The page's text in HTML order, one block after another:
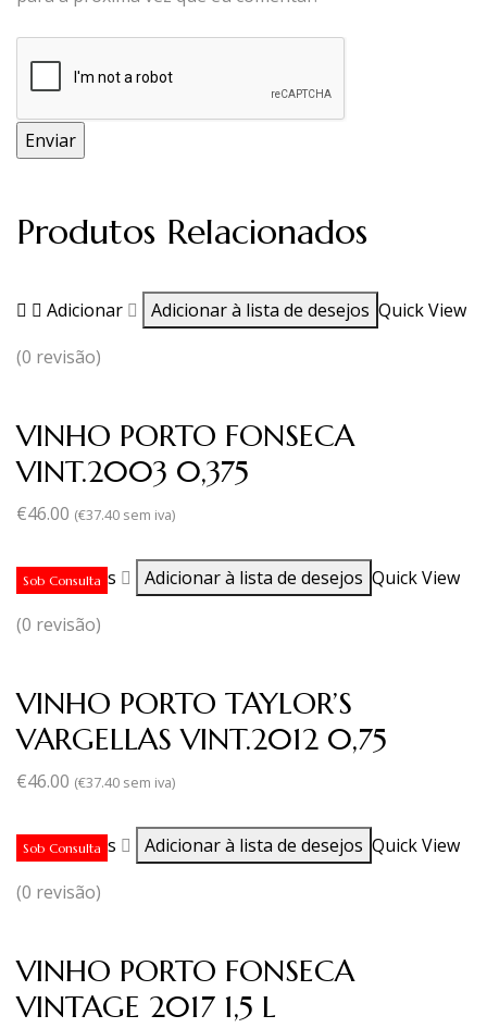
Produtos Relacionados
Adicionar Adicionar à lista de desejos Quick View
(0 revisão)
VINHO PORTO FONSECA
VINT.2003 0,375
€46.00 (€37.40 sem iva)
Sob Consulta
Ler mais Adicionar à lista de desejos Quick View
(0 revisão)
VINHO PORTO TAYLOR’S
VARGELLAS VINT.2012 0,75
€46.00 (€37.40 sem iva)
Sob Consulta
Ler mais Adicionar à lista de desejos Quick View
(0 revisão)
VINHO PORTO FONSECA
VINTAGE 2017 1,5 L